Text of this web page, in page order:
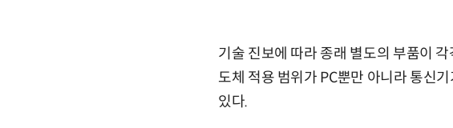
기술 진보에 따라 종래 별도의 부품이
도체 적용 범위가 PC뿐만 아니라 통신
있다.